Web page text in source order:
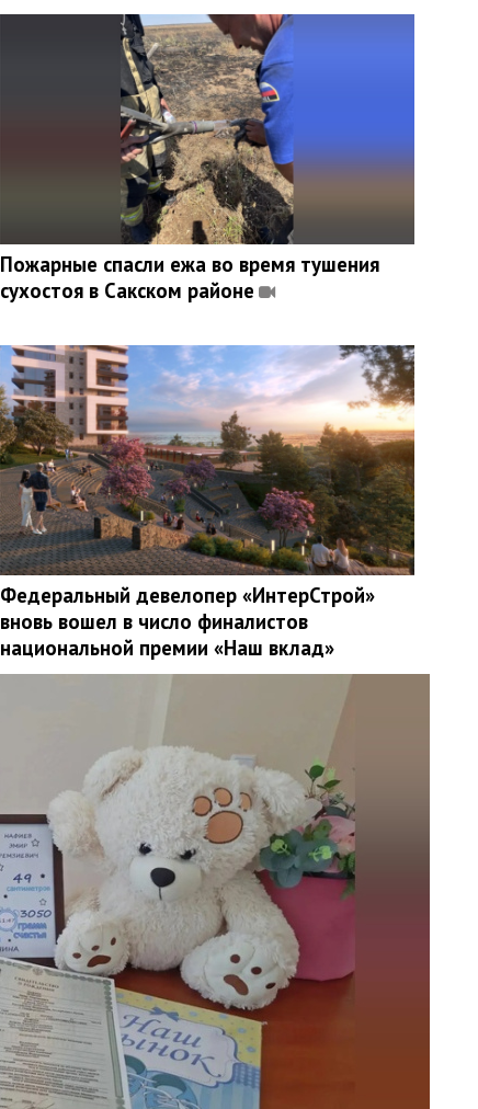
Пожарные спасли ежа во время тушения
сухостоя в Сакском районе
Федеральный девелопер «ИнтерСтрой»
вновь вошел в число финалистов
национальной премии «Наш вклад»